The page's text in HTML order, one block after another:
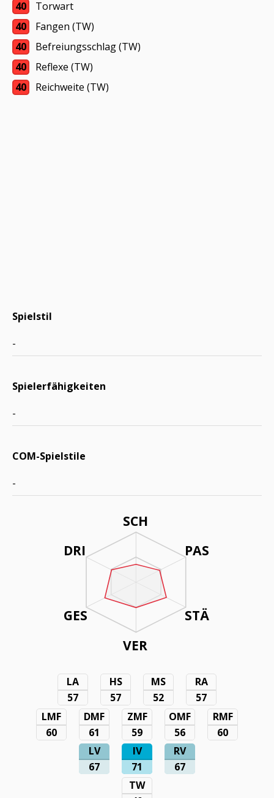
SCH
PAS
STÄ
VER
DRI
GES
LA
57
HS
57
MS
52
RA
57
LMF
60
DMF
61
ZMF
59
OMF
56
RMF
60
LV
67
IV
71
RV
67
TW
40
Torwart
40
Fangen (TW)
40
Befreiungsschlag (TW)
40
Reflexe (TW)
40
Reichweite (TW)
Spielstil
-
Spielerfähigkeiten
-
COM-Spielstile
-